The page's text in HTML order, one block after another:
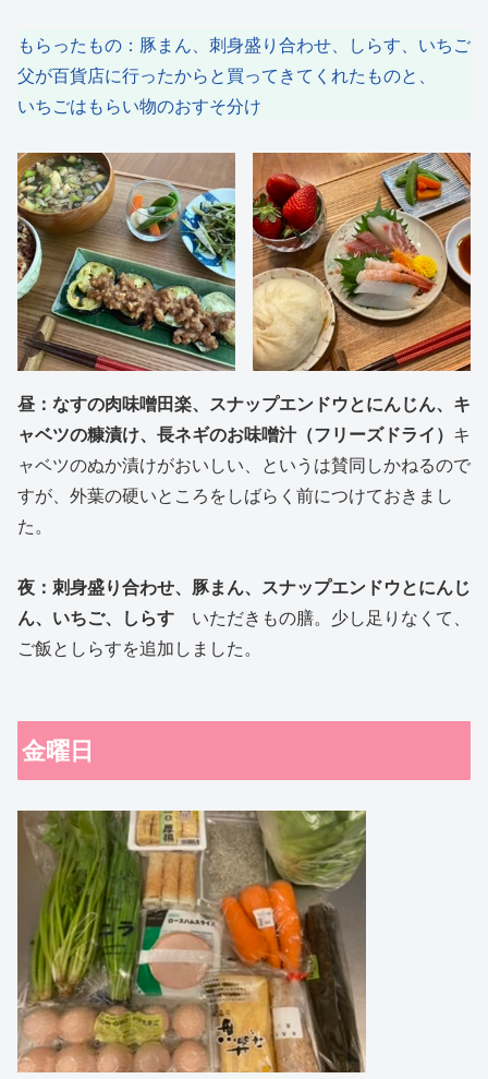
もらったもの：豚まん、刺身盛り合わせ、しらす、いちご
父が百貨店に行ったからと買ってきてくれたものと、
いちごはもらい物のおすそ分け
昼：なすの肉味噌田楽、スナップエンドウとにんじん、キ
ャベツの糠漬け、長ネギのお味噌汁（フリーズドライ） キ
ャベツのぬか漬けがおいしい、というは賛同しかねるので
すが、外葉の硬いところをしばらく前につけておきまし
た。
夜：刺身盛り合わせ、豚まん、スナップエンドウとにんじ
ん、いちご、しらす いただきもの膳。少し足りなくて、
ご飯としらすを追加しました。
金曜日